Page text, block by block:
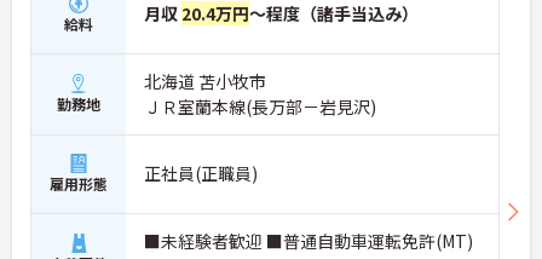
給料 月収 20.4万円～程度（諸手当込み）
勤務地
北海道 苫小牧市
ＪＲ室蘭本線(長万部－岩見沢)
雇用形態 正社員(正職員)
■未経験者歓迎 ■普通自動車運転免許(MT)